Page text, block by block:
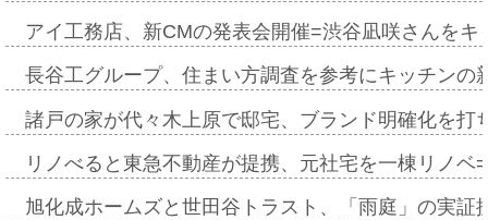
アイ工務店、新CMの発表会開催=渋谷凪咲さんを
長谷工グループ、住まい方調査を参考にキッチン
諸戸の家が代々木上原で邸宅、ブランド明確化を
リノべると東急不動産が提携、元社宅を一棟リノ
旭化成ホームズと世田谷トラスト、「雨庭」の実